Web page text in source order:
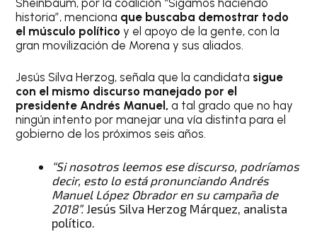
historia”, menciona que buscaba demostrar todo
el músculo político y el apoyo de la gente, con la
gran movilización de Morena y sus aliados.
Jesús Silva Herzog, señala que la candidata sigue
con el mismo discurso manejado por el
presidente Andrés Manuel, a tal grado que no hay
ningún intento por manejar una vía distinta para el
gobierno de los próximos seis años.
“Si nosotros leemos ese discurso, podríamos
decir, esto lo está pronunciando Andrés
Manuel López Obrador en su campaña de
2018”. Jesús Silva Herzog Márquez, analista
político.